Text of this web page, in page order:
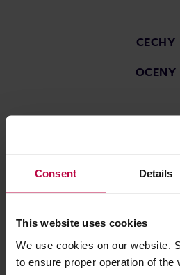
Consent Details
This website uses cookies
We use cookies on our website.
to ensure proper operation of the
CECHY
OCENY